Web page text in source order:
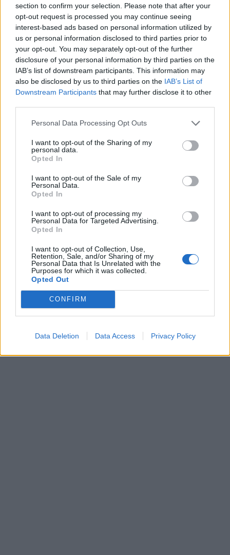
section to confirm your selection. Please note that after your
opt-out request is processed you may continue seeing
interest-based ads based on personal information utilized by
us or personal information disclosed to third parties prior to
your opt-out. You may separately opt-out of the further
disclosure of your personal information by third parties on the
IAB’s list of downstream participants. This information may
also be disclosed by us to third parties on the IAB’s List of
Downstream Participants that may further disclose it to other
Personal Data Processing Opt Outs
I want to opt-out of the Sharing of my
personal data.
Opted In
I want to opt-out of the Sale of my
Personal Data.
Opted In
I want to opt-out of processing my
Personal Data for Targeted Advertising.
Opted In
I want to opt-out of Collection, Use,
Retention, Sale, and/or Sharing of my
Personal Data that Is Unrelated with the
Purposes for which it was collected.
Opted Out
CONFIRM
Data Deletion Data Access Privacy Policy